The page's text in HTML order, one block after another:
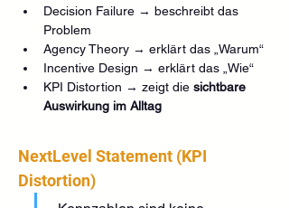
Decision Failure → beschreibt das
Problem
Agency Theory → erklärt das „Warum“
Incentive Design → erklärt das „Wie“
KPI Distortion → zeigt die sichtbare
Auswirkung im Alltag
NextLevel Statement (KPI
Distortion)